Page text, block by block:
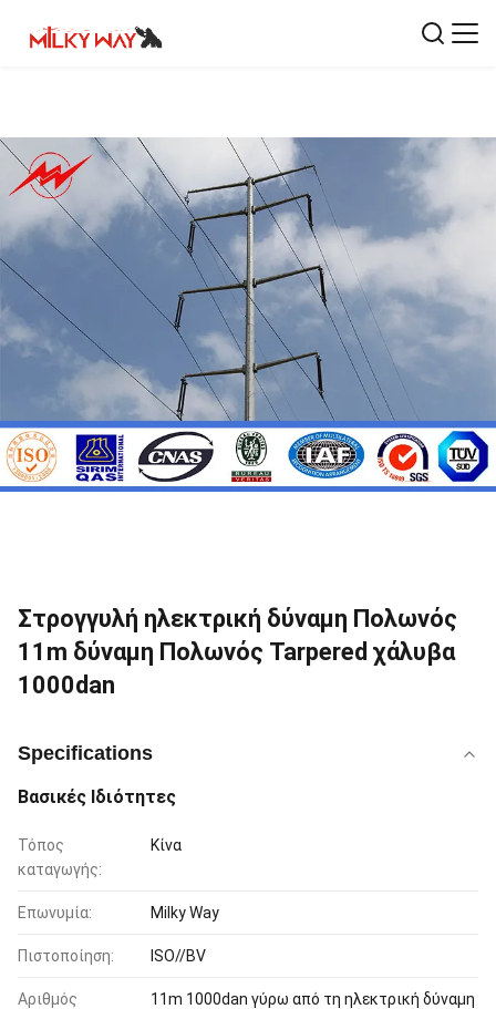
Στρογγυλή ηλεκτρική δύναμη Πολωνός
11m δύναμη Πολωνός Tarpered χάλυβα
1000dan
Specifications
Βασικές Ιδιότητες
Τόπος
καταγωγής:
Κίνα
Επωνυμία: Milky Way
Πιστοποίηση: ISO//BV
Αριθμός
11m 1000dan γύρω από τη ηλεκτρική δύναμη